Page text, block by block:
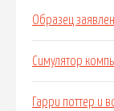
Образец
Симулятор
Гарри поттер и